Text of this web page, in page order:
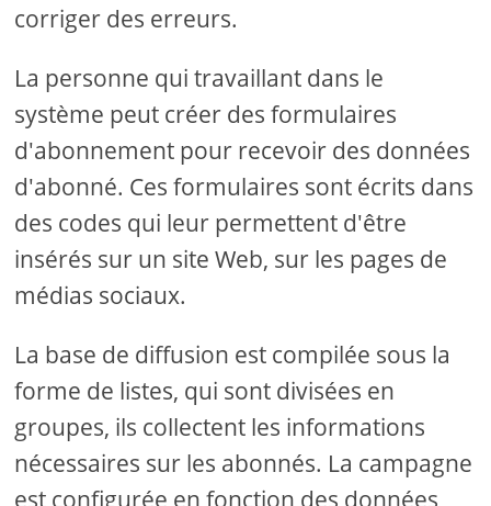
corriger des erreurs.
La personne qui travaillant dans le
système peut créer des formulaires
d'abonnement pour recevoir des données
d'abonné. Ces formulaires sont écrits dans
des codes qui leur permettent d'être
insérés sur un site Web, sur les pages de
médias sociaux.
La base de diffusion est compilée sous la
forme de listes, qui sont divisées en
groupes, ils collectent les informations
nécessaires sur les abonnés. La campagne
est configurée en fonction des données